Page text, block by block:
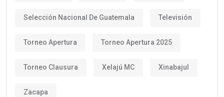
Selección Nacional De Guatemala Televisión
Torneo Apertura Torneo Apertura 2025
Torneo Clausura Xelajú MC Xinabajul
Zacapa